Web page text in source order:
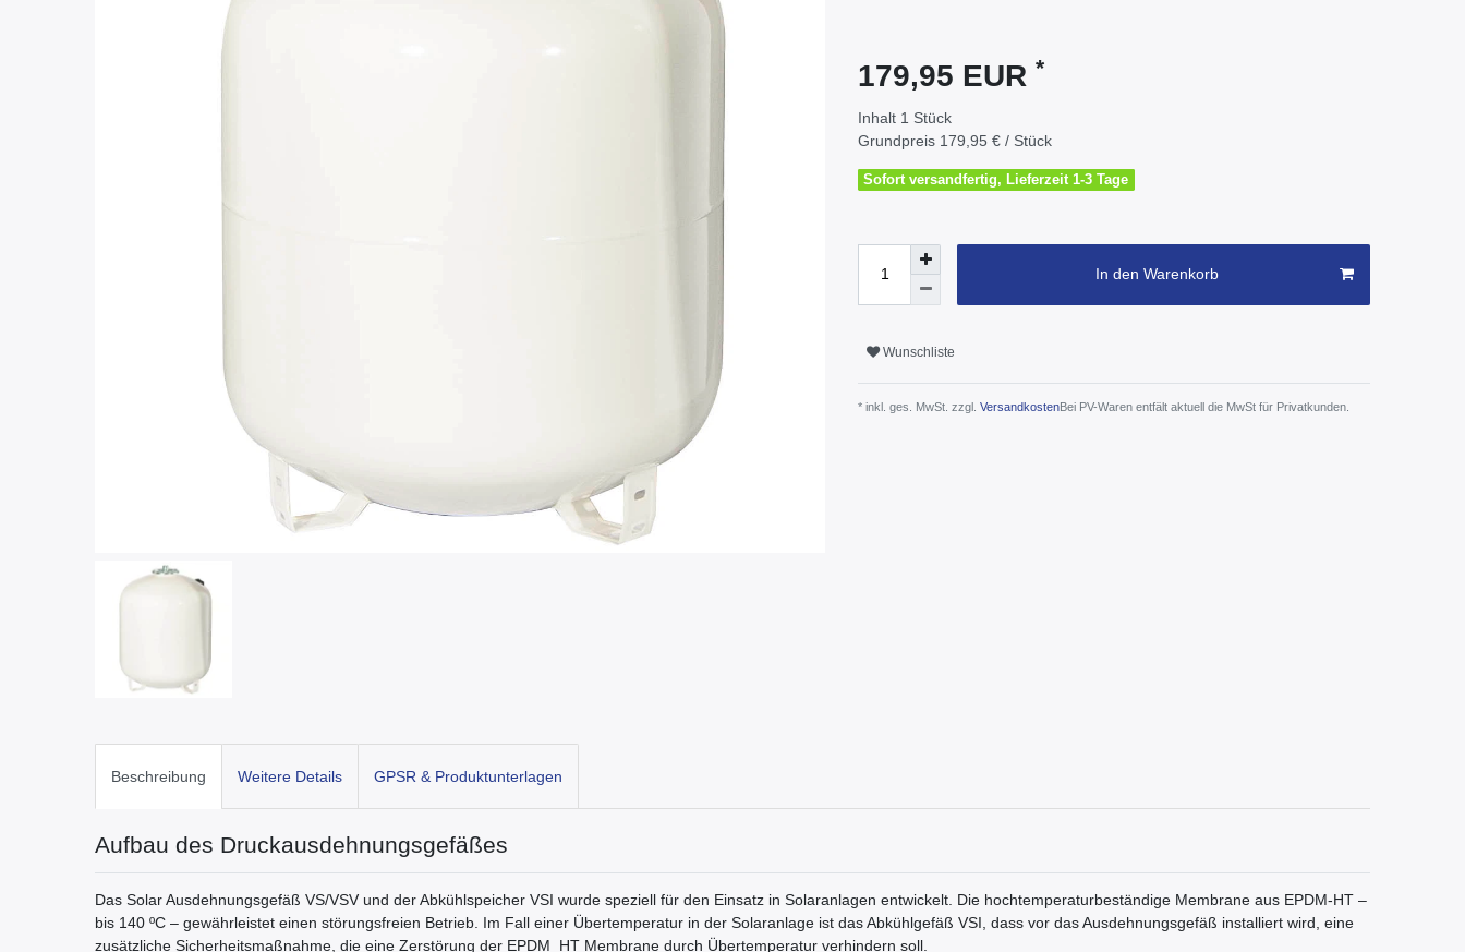
179,95 EUR *
Inhalt 1 Stück
Grundpreis 179,95 € / Stück
Sofort versandfertig, Lieferzeit 1-3 Tage
In den Warenkorb
Wunschliste
* inkl. ges. MwSt. zzgl. VersandkostenBei PV-Waren entfält aktuell die MwSt für Privatkunden.
Beschreibung Weitere Details GPSR & Produktunterlagen
Aufbau des Druckausdehnungsgefäßes
Das Solar Ausdehnungsgefäß VS/VSV und der Abkühlspeicher VSI wurde speziell für den Einsatz in Solaranlagen entwickelt. Die hochtemperaturbeständige Membrane aus EPDM-HT –
bis 140 ºC – gewährleistet einen störungsfreien Betrieb. Im Fall einer Übertemperatur in der Solaranlage ist das Abkühlgefäß VSI, dass vor das Ausdehnungsgefäß installiert wird, eine
zusätzliche Sicherheitsmaßnahme, die eine Zerstörung der EPDM_HT Membrane durch Übertemperatur verhindern soll.